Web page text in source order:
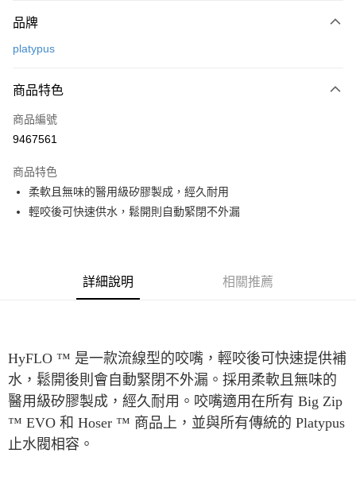
信用卡一次付款
3 期 0 利率 每期
合作金庫商業銀行
上海商業儲蓄銀行
臺灣中小企業銀行
匯豐（台灣）商業銀行
華泰商業銀行
聯邦商業銀行
遠東國際商業銀行
台灣樂天信用卡公司
超商取貨付款
LINE Pay
Apple Pay
ATM付款
每筆NT$60，滿NT$490(含以上)免運費
7-11取貨付款
每筆NT$60，滿NT$490(含以上)免運費
付款後7-11取貨
每筆NT$60，滿NT$490(含以上)免運費
品牌
platypus
商品特色
商品編號
9467561
商品特色
柔軟且無味的醫用級矽膠製成，經久耐用
輕咬後可快速供水，鬆開則自動緊閉不外漏
詳細說明 相關推薦
HyFLO ™ 是一款流線型的咬嘴，輕咬後可快速提供補
水，鬆開後則會自動緊閉不外漏。採用柔軟且無味的
醫用級矽膠製成，經久耐用。咬嘴適用在所有 Big Zip
™ EVO 和 Hoser ™ 商品上，並與所有傳統的 Platypus
止水閥相容。